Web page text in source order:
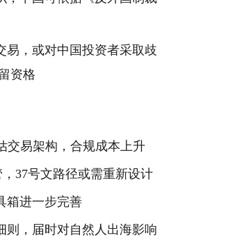
易，或对中国投资者采取歧
资格
交易架构，合规成本上升
37号文路径或需重新设计
箱进一步完善
则，届时对自然人出海影响